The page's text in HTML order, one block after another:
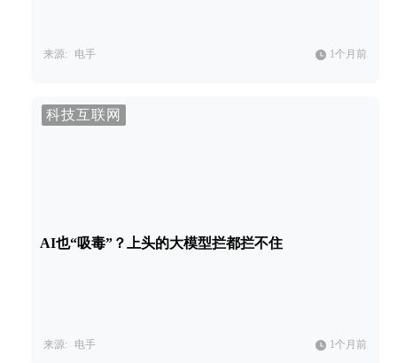
来源: 电手 1个月前
科技互联网
AI也“吸毒”？上头的大模型拦都拦不住
来源: 电手 1个月前